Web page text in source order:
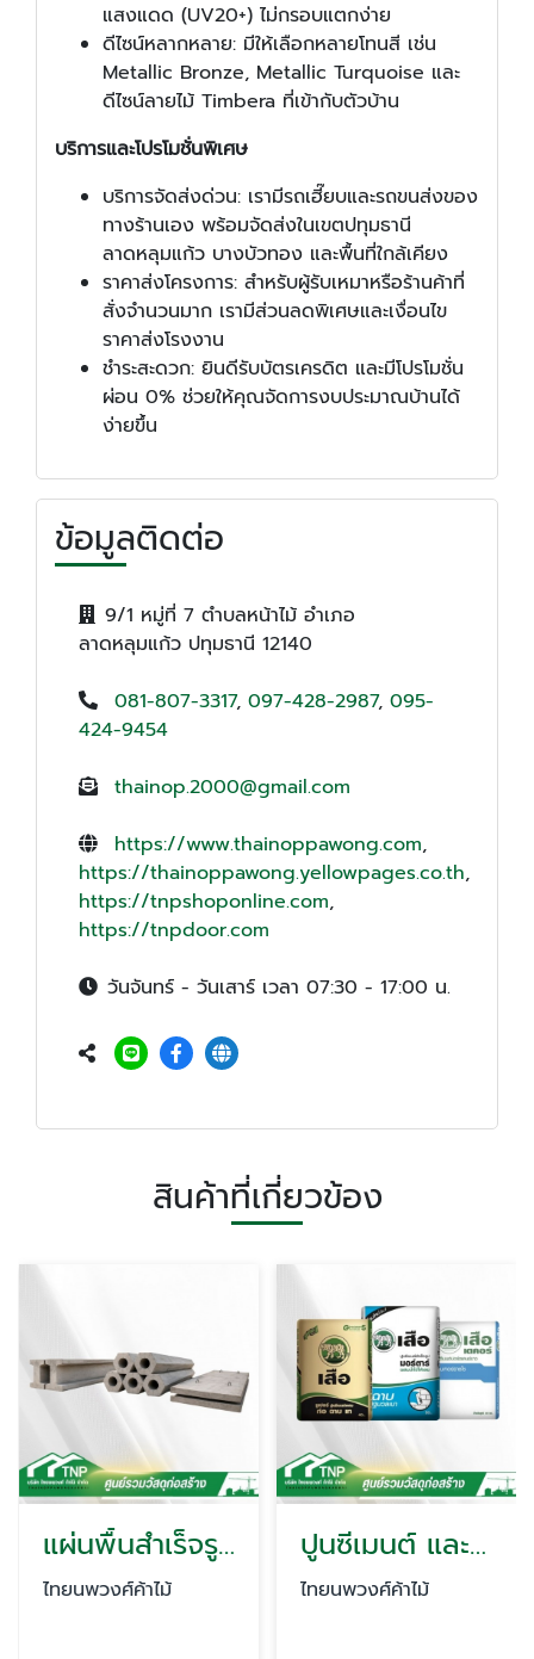
แสงแดด (UV20+) ไม่กรอบแตกง่าย
ดีไซน์หลากหลาย: มีให้เลือกหลายโทนสี เช่น
Metallic Bronze, Metallic Turquoise และ
ดีไซน์ลายไม้ Timbera ที่เข้ากับตัวบ้าน
บริการและโปรโมชั่นพิเศษ
บริการจัดส่งด่วน: เรามีรถเฮี๊ยบและรถขนส่งของ
ทางร้านเอง พร้อมจัดส่งในเขตปทุมธานี
ลาดหลุมแก้ว บางบัวทอง และพื้นที่ใกล้เคียง
ราคาส่งโครงการ: สำหรับผู้รับเหมาหรือร้านค้าที่
สั่งจำนวนมาก เรามีส่วนลดพิเศษและเงื่อนไข
ราคาส่งโรงงาน
ชำระสะดวก: ยินดีรับบัตรเครดิต และมีโปรโมชั่น
ผ่อน 0% ช่วยให้คุณจัดการงบประมาณบ้านได้
ง่ายขึ้น
ข้อมูลติดต่อ
9/1 หมู่ที่ 7 ตำบลหน้าไม้ อำเภอ
ลาดหลุมแก้ว ปทุมธานี 12140
081-807-3317, 097-428-2987, 095-
424-9454
thainop.2000@gmail.com
https://www.thainoppawong.com,
https://thainoppawong.yellowpages.co.th,
https://tnpshoponline.com,
https://tnpdoor.com
วันจันทร์ - วันเสาร์ เวลา 07:30 - 17:00 น.
สินค้าที่เกี่ยวข้อง
แผ่นพื้นสำเร็จรูป และเสาเข็มคอนกรีต
ไทยนพวงศ์ค้าไม้
ปูนซีเมนต์ และปูนมอร์ตาร์สำเร็จรูป
ไทยนพวงศ์ค้าไม้